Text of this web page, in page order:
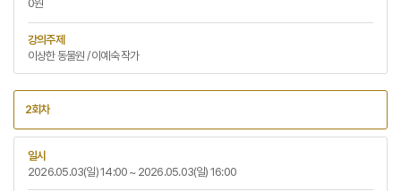
0원
강의주제
이상한 동물원 / 이예숙 작가
2회차
일시
2026.05.03(일) 14:00 ~ 2026.05.03(일) 16:00